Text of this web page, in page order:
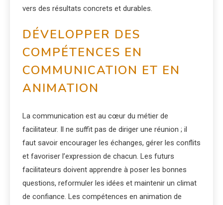
vers des résultats concrets et durables.
DÉVELOPPER DES
COMPÉTENCES EN
COMMUNICATION ET EN
ANIMATION
La communication est au cœur du métier de
facilitateur. Il ne suffit pas de diriger une réunion ; il
faut savoir encourager les échanges, gérer les conflits
et favoriser l’expression de chacun. Les futurs
facilitateurs doivent apprendre à poser les bonnes
questions, reformuler les idées et maintenir un climat
de confiance. Les compétences en animation de